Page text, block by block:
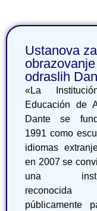
Ustanova za
obrazovanje
odraslih
«La
Educación de
Dante se
1991 como
idiomas
en 2007 se
una
reconocida
públicamente